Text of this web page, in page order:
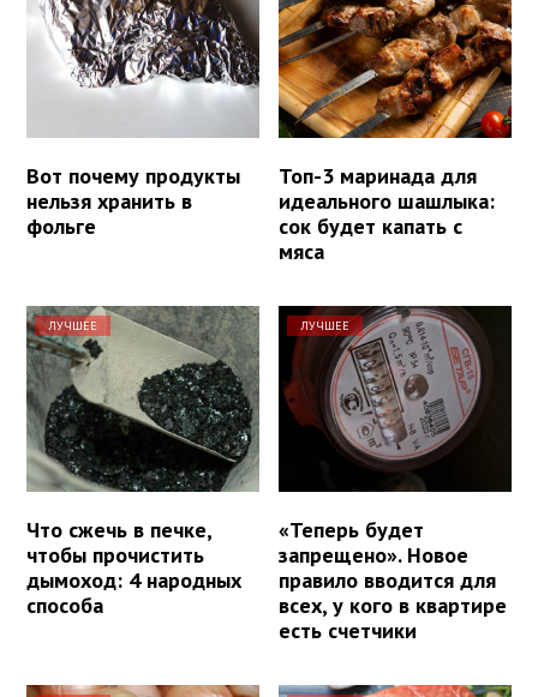
Вот почему продукты
нельзя хранить в
фольге
Топ-3 маринада для
идеального шашлыка:
сок будет капать с
мяса
ЛУЧШЕЕ
Что сжечь в печке,
чтобы прочистить
дымоход: 4 народных
способа
ЛУЧШЕЕ
«Теперь будет
запрещено». Новое
правило вводится для
всех, у кого в квартире
есть счетчики